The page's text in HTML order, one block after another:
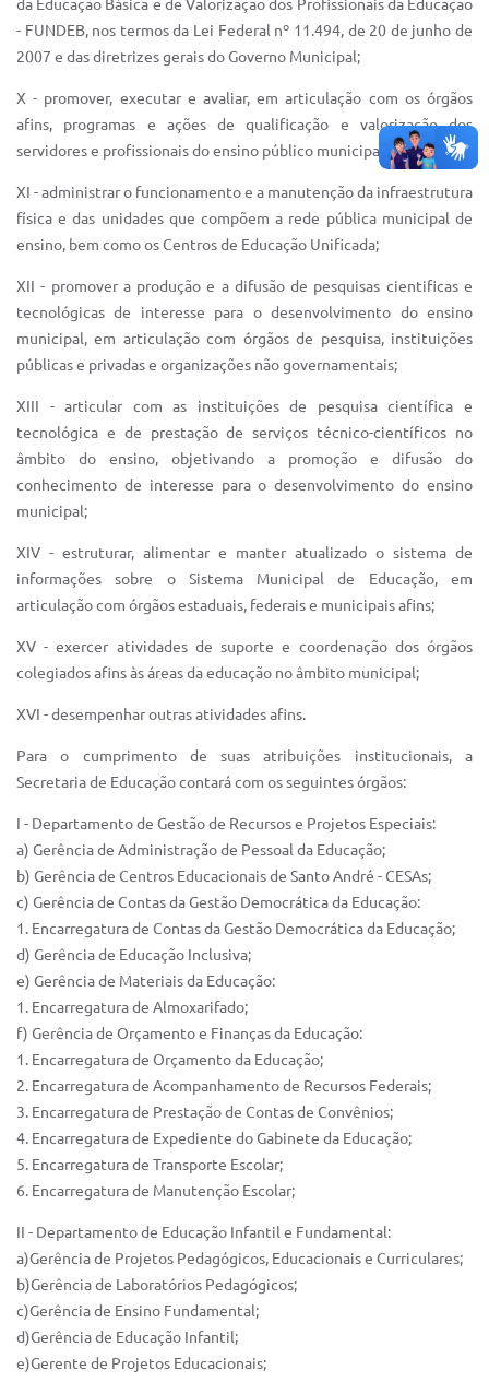
da Educação Básica e de Valorização dos Profissionais da Educação
- FUNDEB, nos termos da Lei Federal nº 11.494, de 20 de junho de
2007 e das diretrizes gerais do Governo Municipal;
X - promover, executar e avaliar, em articulação com os órgãos
afins, programas e ações de qualificação e valorização dos
servidores e profissionais do ensino público municipal;
XI - administrar o funcionamento e a manutenção da infraestrutura
física e das unidades que compõem a rede pública municipal de
ensino, bem como os Centros de Educação Unificada;
XII - promover a produção e a difusão de pesquisas cientificas e
tecnológicas de interesse para o desenvolvimento do ensino
municipal, em articulação com órgãos de pesquisa, instituições
públicas e privadas e organizações não governamentais;
XIII - articular com as instituições de pesquisa científica e
tecnológica e de prestação de serviços técnico-científicos no
âmbito do ensino, objetivando a promoção e difusão do
conhecimento de interesse para o desenvolvimento do ensino
municipal;
XIV - estruturar, alimentar e manter atualizado o sistema de
informações sobre o Sistema Municipal de Educação, em
articulação com órgãos estaduais, federais e municipais afins;
XV - exercer atividades de suporte e coordenação dos órgãos
colegiados afins às áreas da educação no âmbito municipal;
XVI - desempenhar outras atividades afins.
Para o cumprimento de suas atribuições institucionais, a
Secretaria de Educação contará com os seguintes órgãos:
I - Departamento de Gestão de Recursos e Projetos Especiais:
a) Gerência de Administração de Pessoal da Educação;
b) Gerência de Centros Educacionais de Santo André - CESAs;
c) Gerência de Contas da Gestão Democrática da Educação:
1. Encarregatura de Contas da Gestão Democrática da Educação;
d) Gerência de Educação Inclusiva;
e) Gerência de Materiais da Educação:
1. Encarregatura de Almoxarifado;
f) Gerência de Orçamento e Finanças da Educação:
1. Encarregatura de Orçamento da Educação;
2. Encarregatura de Acompanhamento de Recursos Federais;
3. Encarregatura de Prestação de Contas de Convênios;
4. Encarregatura de Expediente do Gabinete da Educação;
5. Encarregatura de Transporte Escolar;
6. Encarregatura de Manutenção Escolar;
II - Departamento de Educação Infantil e Fundamental:
a)Gerência de Projetos Pedagógicos, Educacionais e Curriculares;
b)Gerência de Laboratórios Pedagógicos;
c)Gerência de Ensino Fundamental;
d)Gerência de Educação Infantil;
e)Gerente de Projetos Educacionais;